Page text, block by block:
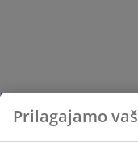
Prilagajamo